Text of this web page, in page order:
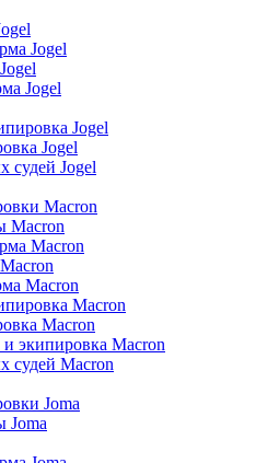
Jogel
Jogel
Jogel
Jogel
судей Jogel
Macron
Macron
Macron
Macron
Macron
Macron
экипировка Macron
судей Macron
Joma
Joma